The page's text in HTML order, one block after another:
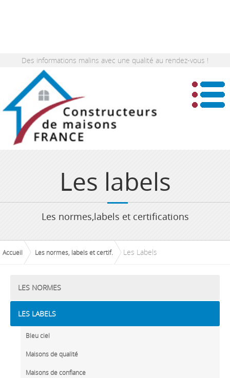
Des informations malins avec une qualité au rendez-vous !
Les labels
Les normes,labels et certifications
Accueil Les normes, labels et certif. Les Labels
LES NORMES
LES LABELS
Bleu ciel
Maisons de qualité
Maisons de confiance